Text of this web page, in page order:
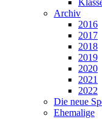
Archiv
2016
2017
2018
2019
2020
2021
2022
Die neue
Ehemalige